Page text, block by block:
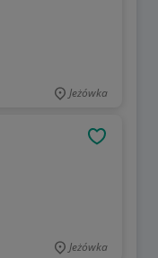
Jeżówka
Jeżówka